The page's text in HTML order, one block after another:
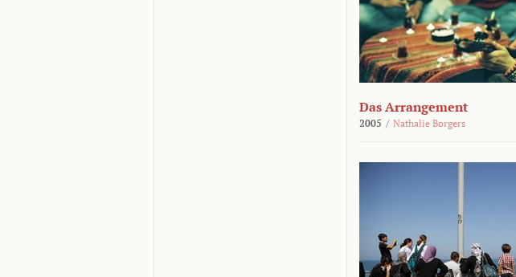
Das Arrangement
2005 / Nathalie Borgers